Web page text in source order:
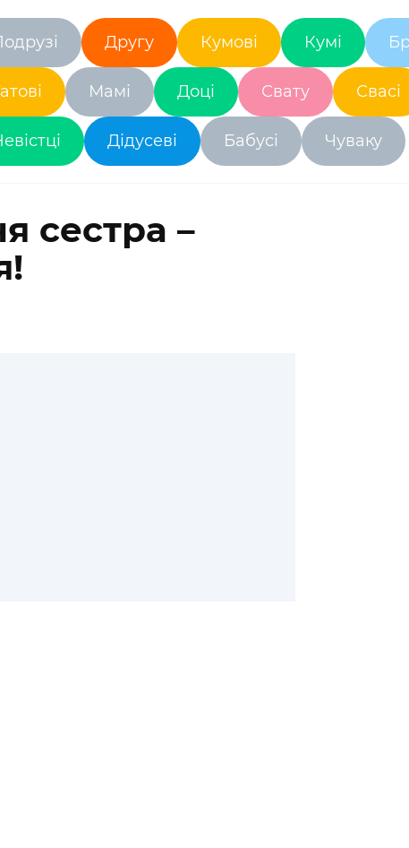
Другу Кумові Кумі
Мамі Доці Свату Свасі
Дідусеві Бабусі Чуваку
сестра –